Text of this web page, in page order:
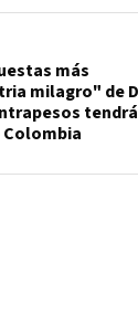
más
milagro" de
tendrá